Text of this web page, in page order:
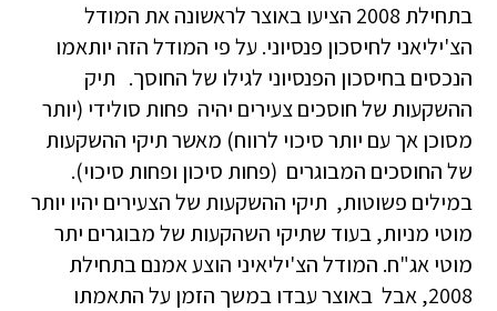
בתחילת 2008 הציעו באוצר לראשונה את המודל
הצ'יליאני לחיסכון פנסיוני. על פי המודל הזה יותאמו
הנכסים בחיסכון הפנסיוני לגילו של החוסך. תיק
ההשקעות של חוסכים צעירים יהיה פחות סולידי (יותר
מסוכן אך עם יותר סיכוי לרווח) מאשר תיקי ההשקעות
של החוסכים המבוגרים (פחות סיכון ופחות סיכוי).
במילים פשוטות, תיקי ההשקעות של הצעירים יהיו יותר
מוטי מניות, בעוד שתיקי השהקעות של מבוגרים יתר
מוטי אג"ח. המודל הצ'יליאיני הוצע אמנם בתחילת
2008, אבל באוצר עבדו במשך הזמן על התאמתו